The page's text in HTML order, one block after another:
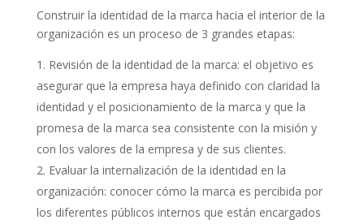
Construir la identidad de la marca hacia el interior de la
organización es un proceso de 3 grandes etapas:
Revisión de la identidad de la marca: el objetivo es
asegurar que la empresa haya definido con claridad la
identidad y el posicionamiento de la marca y que la
promesa de la marca sea consistente con la misión y
con los valores de la empresa y de sus clientes.
Evaluar la internalización de la identidad en la
organización: conocer cómo la marca es percibida por
los diferentes públicos internos que están encargados